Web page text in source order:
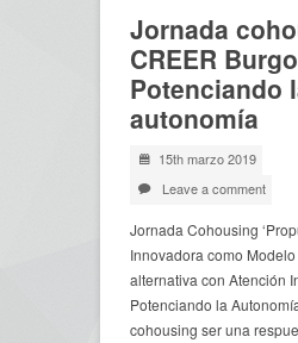
Jornada
CREER
Potenciando
autonomía
15th marzo 2019
Leave a comment
Jornada Cohousing
Innovadora como
alternativa con Atención
Potenciando la
cohousing ser una